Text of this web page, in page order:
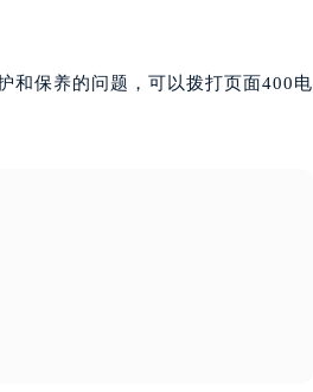
和保养的问题，可以拨打页面400电